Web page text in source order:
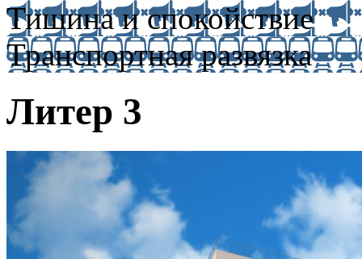
Тишина и спокойствие
Транспортная развязка
Литер 3